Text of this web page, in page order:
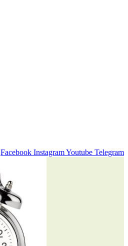
Facebook InstagramYoutube Telegram